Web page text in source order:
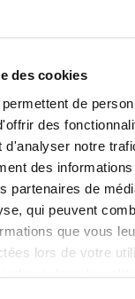
des cookies
de
des
d'analyser notre
des
partenaires de
qui peuvent
que vous
lors de votre
de trouver un
force!